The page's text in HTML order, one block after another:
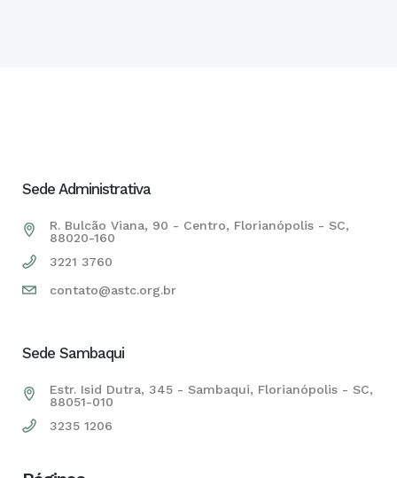
Sede Administrativa
R. Bulcão Viana, 90 - Centro, Florianópolis - SC,
88020-160
3221 3760
contato@astc.org.br
Sede Sambaqui
Estr. Isid Dutra, 345 - Sambaqui, Florianópolis - SC,
88051-010
3235 1206